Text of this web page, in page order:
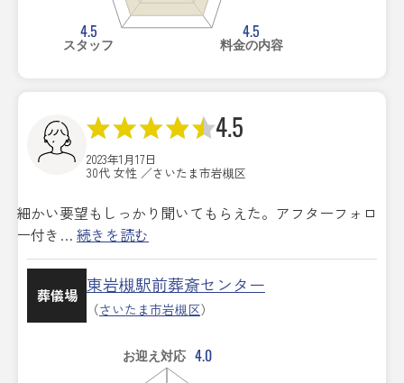
4.5
料金の内容
4.5
スタッフ
4.5
2023年1月17日
30代 女性 ／さいたま市岩槻区
細かい要望もしっかり聞いてもらえた。アフターフォロ
ー付き… 続きを読む
葬儀場 東岩槻駅前葬斎センター
（さいたま市岩槻区）
お迎え対応 4.0